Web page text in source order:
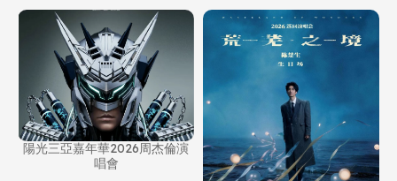
陽光三亞嘉年華2026周杰倫演
唱會